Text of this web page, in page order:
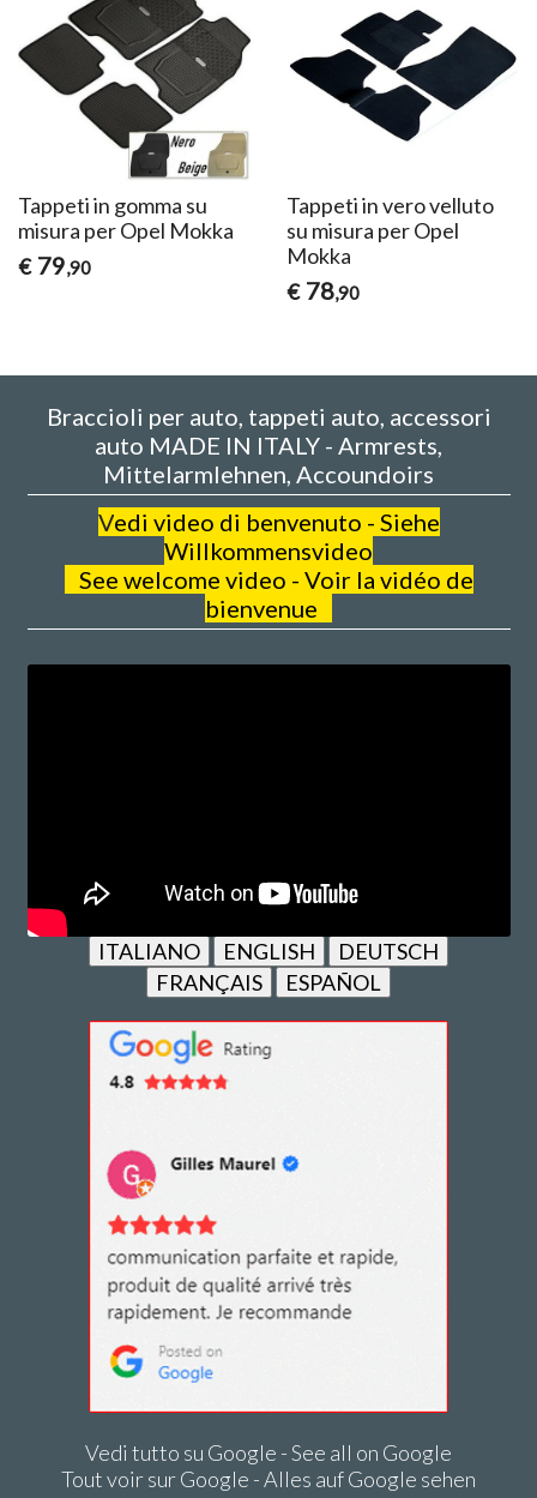
Tappeti in gomma su
misura per Opel Mokka
€ 79,90
Tappeti in vero velluto
su misura per Opel
Mokka
€ 78,90
Braccioli per auto, tappeti auto, accessori
auto MADE IN ITALY - Armrests,
Mittelarmlehnen, Accoundoirs
Vedi video di benvenuto - Siehe
Willkommensvideo
See welcome video - Voir la vidéo de
bienvenue
ITALIANO ENGLISH
DEUTSCH
FRANÇAIS
ESPAÑOL
Vedi tutto su Google - See all on Google
Tout voir sur Google - Alles auf Google sehen